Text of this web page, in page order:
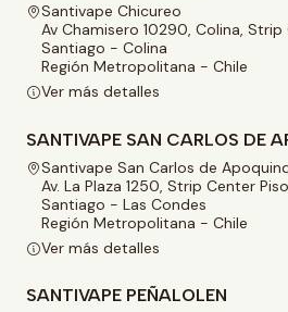
Santivape Chicureo
Av Chamisero 10290, Colina,
Santiago - Colina
Región Metropolitana - Chile
Ver más detalles
SANTIVAPE SAN CARLOS DE
Santivape San Carlos de
Av. La Plaza 1250, Strip Center
Santiago - Las Condes
Región Metropolitana - Chile
Ver más detalles
SANTIVAPE PEÑALOLEN